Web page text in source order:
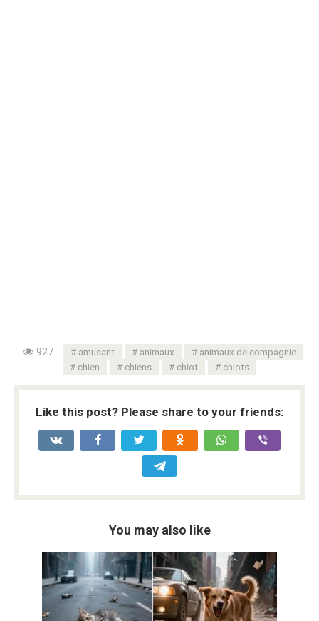
927 amusant animaux
animaux de compagnie
chien
chiens chiot chiots
Like this post? Please share to your friends:
You may also like